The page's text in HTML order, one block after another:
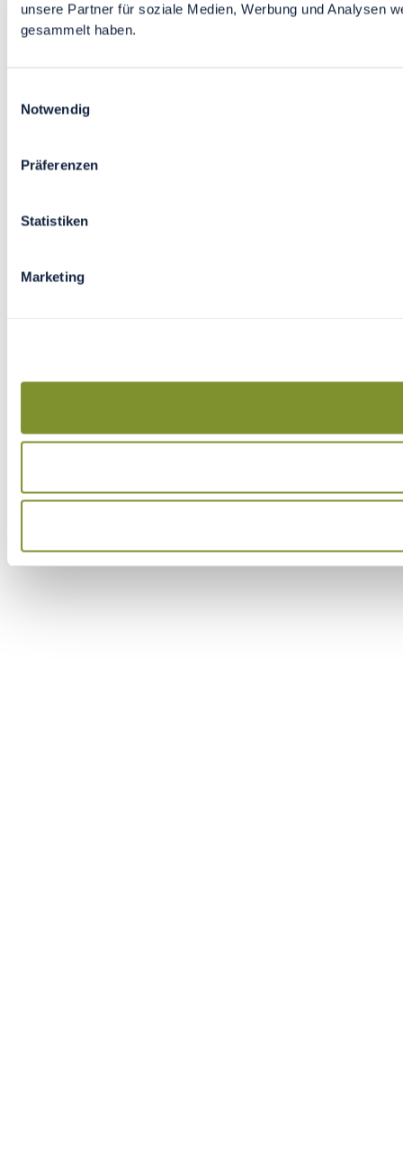
unsere Partner für soziale Medien, Werbung und Analysen
gesammelt haben.
Notwendig
Präferenzen
Statistiken
Marketing